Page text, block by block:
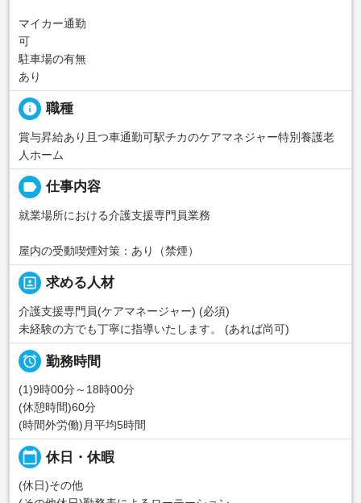
マイカー通勤
可
駐車場の有無
あり
info 職種
賞与昇給あり且つ車通勤可駅チカのケアマネジャー特別養護老
人ホーム
label 仕事内容
就業場所における介護支援専門員業務
屋内の受動喫煙対策：あり（禁煙）
portrait 求める人材
介護支援専門員(ケアマネージャー) (必須)
未経験の方でも丁寧に指導いたします。 (あれば尚可)
 勤務時間
(1)9時00分～18時00分
(休憩時間)60分
(時間外労働)月平均5時間
calendar_today 休日・休暇
(休日)その他